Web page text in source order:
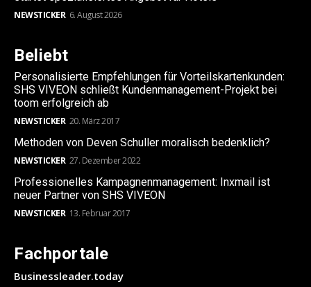
NEWSTICKER 6. August 2026
Beliebt
Personalisierte Empfehlungen für Vorteilskartenkunden:
SHS VIVEON schließt Kundenmanagement-Projekt bei
toom erfolgreich ab
NEWSTICKER 20. März 2017
Methoden von Deven Schuller moralisch bedenklich?
NEWSTICKER 27. Dezember 2022
Professionelles Kampagnenmanagement: Inxmail ist
neuer Partner von SHS VIVEON
NEWSTICKER 13. Februar 2017
Fachportale
Businessleader.today